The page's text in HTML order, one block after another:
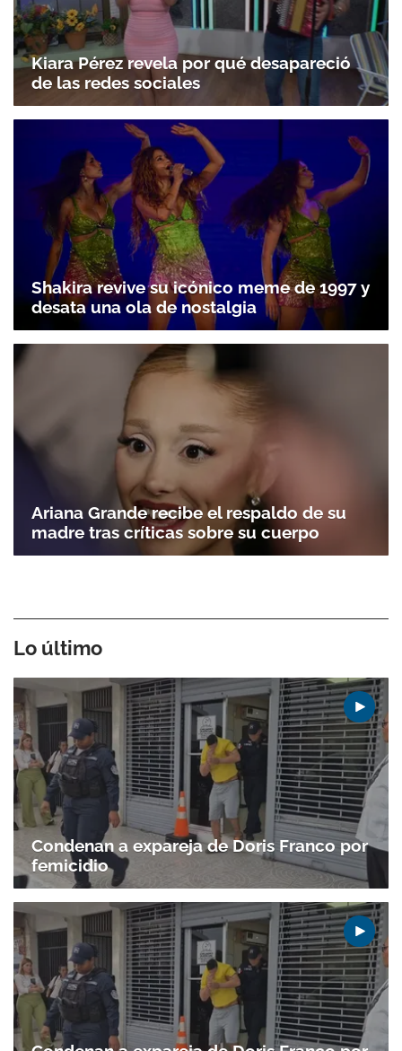
Kiara Pérez revela por qué desapareció
de las redes sociales
Shakira revive su icónico meme de 1997 y
desata una ola de nostalgia
Ariana Grande recibe el respaldo de su
madre tras críticas sobre su cuerpo
Lo último
Condenan a expareja de Doris Franco por
femicidio